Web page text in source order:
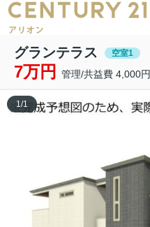
グランテラス 空室1
7万円 管理/共益費 4,000円
1/1